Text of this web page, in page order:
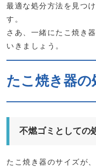
最適な処分方法を見つ
す。
さあ、一緒にたこ焼き
いきましょう。
たこ焼き器の
不燃ゴミとしての
たこ焼き器のサイズが